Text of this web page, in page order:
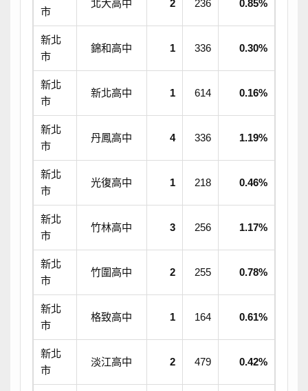
市
北大高中 2 236 0.85%
新北
市
錦和高中 1 336 0.30%
新北
市
新北高中 1 614 0.16%
新北
市
丹鳳高中 4 336 1.19%
新北
市
光復高中 1 218 0.46%
新北
市
竹林高中 3 256 1.17%
新北
市
竹圍高中 2 255 0.78%
新北
市
格致高中 1 164 0.61%
新北
市
淡江高中 2 479 0.42%